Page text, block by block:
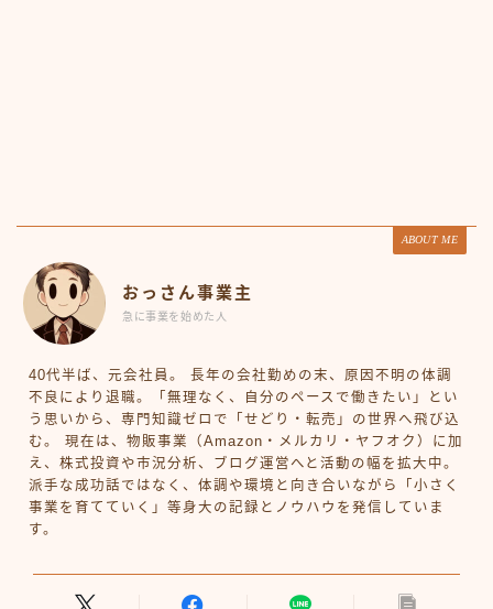
ABOUT ME
おっさん事業主
急に事業を始めた人
40代半ば、元会社員。 長年の会社勤めの末、原因不明の体調
不良により退職。「無理なく、自分のペースで働きたい」とい
う思いから、専門知識ゼロで「せどり・転売」の世界へ飛び込
む。 現在は、物販事業（Amazon・メルカリ・ヤフオク）に加
え、株式投資や市況分析、ブログ運営へと活動の幅を拡大中。
派手な成功話ではなく、体調や環境と向き合いながら「小さく
事業を育てていく」等身大の記録とノウハウを発信していま
す。